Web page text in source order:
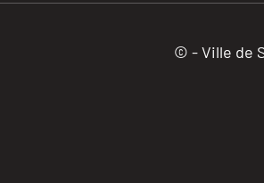
© - Ville de